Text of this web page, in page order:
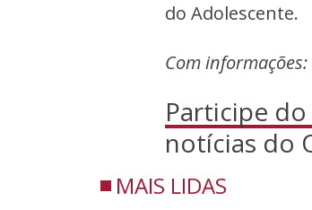
do Adolescente.
Com
Participe
notícias do
MAIS LIDAS